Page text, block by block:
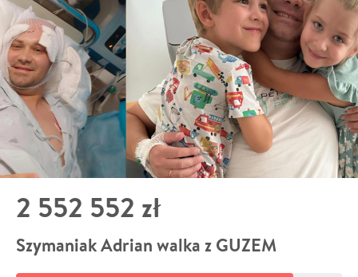
2 552 552 zł
Szymaniak Adrian walka z GUZEM